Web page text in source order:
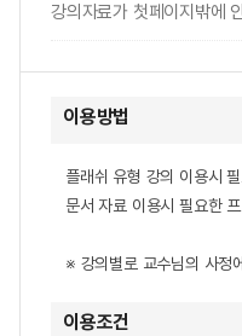
강의자료가 첫페이지밖에
이용방법
플래쉬 유형 강의 이용시
문서 자료 이용시 필요한
※ 강의별로 교수님의 사정
이용조건